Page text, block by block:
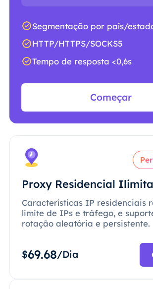
Segmentação por país/
HTTP/HTTPS/SOCKS5
Tempo de resposta <0,6s
Começar
Proxy Residencial
Características IP residenciais
limite de IPs e tráfego, e
rotação aleatória e persistente.
$69.68/Dia